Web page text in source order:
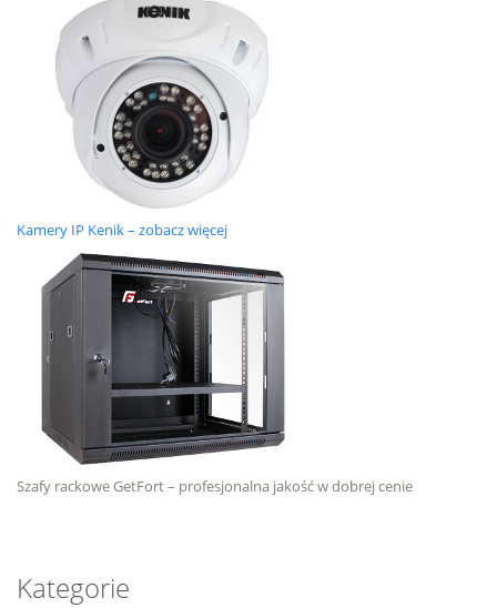
Kamery IP Kenik – zobacz więcej
Szafy rackowe GetFort – profesjonalna jakość w dobrej cenie
Kategorie